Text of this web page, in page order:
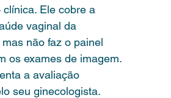
Ele cobre a
vaginal da
não faz o painel
os exames de imagem.
a avaliação
seu ginecologista.